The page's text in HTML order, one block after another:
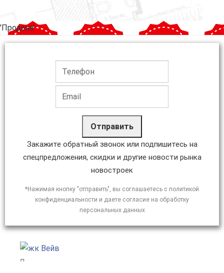
'Продана'
Отправить
Закажите обратный звонок или подпишитесь на
спецпредложения, скидки и другие новости рынка
новостроек
*Нажимая кнопку "отправить", вы соглашаетесь с политикой
конфиденциальности и даете согласие на обработку
персональных данных